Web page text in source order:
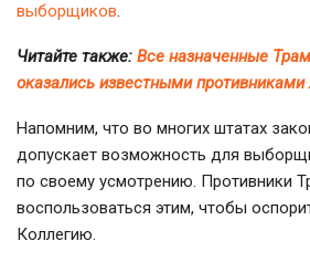
выборщиков.
Читайте также: Все назначенные
оказались известными
Напомним, что во многих штатах
допускает возможность для
по своему усмотрению. Противники
воспользоваться этим, чтобы
Коллегию.